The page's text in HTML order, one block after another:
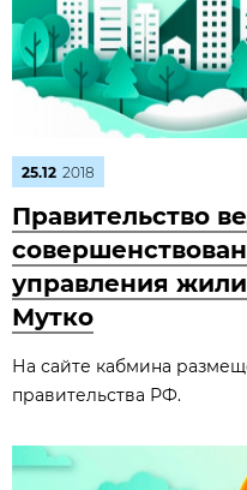
25.12 2018
Правительство
управления
Мутко
На сайте кабмина
правительства РФ.